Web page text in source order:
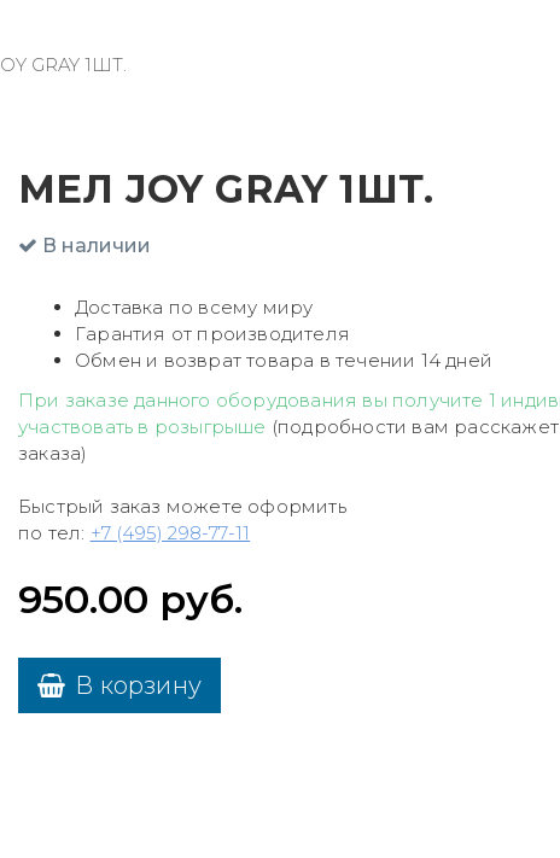
GRAY 1ШТ.
МЕЛ JOY GRAY 1ШТ.
В наличии
Доставка по всему миру
Гарантия от производителя
Обмен и возврат товара в течении 14 дней
При заказе данного оборудования вы получите 1
участвовать в розыгрыше (подробности вам
заказа)
Быстрый заказ можете оформить
по тел: +7 (495) 298-77-11
950.00 руб.
В корзину